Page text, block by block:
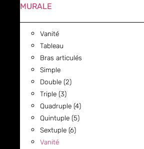
MURALE
Vanité
Tableau
Bras articulés
Simple
Double (2)
Triple (3)
Quadruple (4)
Quintuple (5)
Sextuple (6)
Vanité